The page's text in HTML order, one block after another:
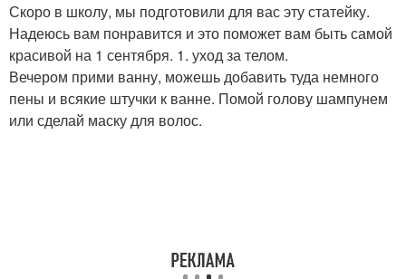
Скоро в школу, мы подготовили для вас эту статейку.
Надеюсь вам понравится и это поможет вам быть самой
красивой на 1 сентября. 1. уход за телом.
Вечером прими ванну, можешь добавить туда немного
пены и всякие штучки к ванне. Помой голову шампунем
или сделай маску для волос.